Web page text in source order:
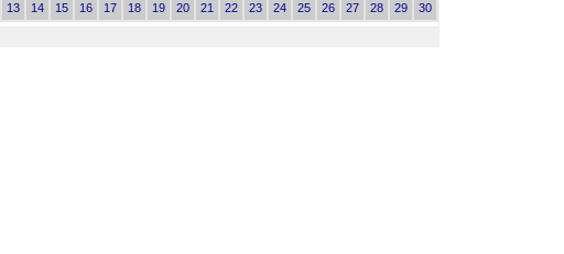
13 14 15 16 17 18 19 20 21 22 23 24 25 26 27 28 29 30